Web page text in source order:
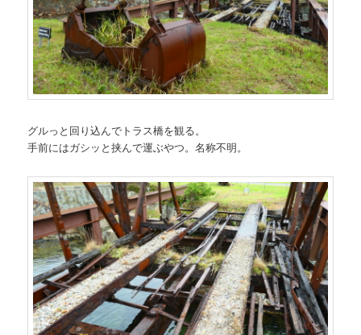
グルっと回り込んでトラス橋を観る。
手前にはガシッと挟んで運ぶやつ。名称不明。